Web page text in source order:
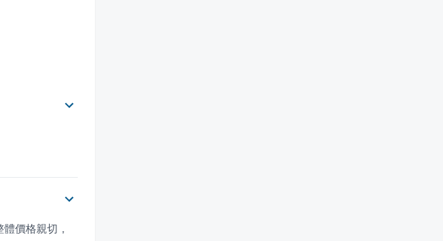
價格親切，